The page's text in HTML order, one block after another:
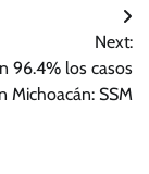
Next:
96.4% los casos
Michoacán: SSM